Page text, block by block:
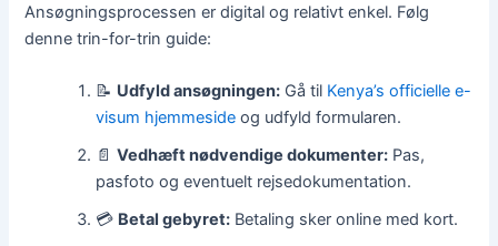
Ansøgningsprocessen er digital og relativt enkel. Følg
denne trin-for-trin guide:
📝 Udfyld ansøgningen: Gå til Kenya’s officielle e-
visum hjemmeside og udfyld formularen.
📄Vedhæft nødvendige dokumenter: Pas,
pasfoto og eventuelt rejsedokumentation.
💳 Betal gebyret: Betaling sker online med kort.